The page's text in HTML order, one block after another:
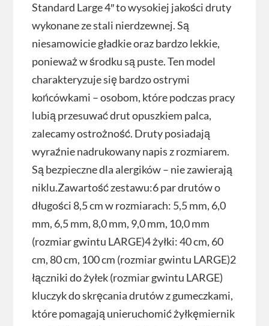
Standard Large 4″ to wysokiej jakości druty
wykonane ze stali nierdzewnej. Są
niesamowicie gładkie oraz bardzo lekkie,
ponieważ w środku są puste. Ten model
charakteryzuje się bardzo ostrymi
końcówkami – osobom, które podczas pracy
lubią przesuwać drut opuszkiem palca,
zalecamy ostrożność. Druty posiadają
wyraźnie nadrukowany napis z rozmiarem.
Są bezpieczne dla alergików – nie zawierają
niklu.Zawartość zestawu:6 par drutów o
długości 8,5 cm w rozmiarach: 5,5 mm, 6,0
mm, 6,5 mm, 8,0 mm, 9,0 mm, 10,0 mm
(rozmiar gwintu LARGE)4 żyłki: 40 cm, 60
cm, 80 cm, 100 cm (rozmiar gwintu LARGE)2
łączniki do żyłek (rozmiar gwintu LARGE)
kluczyk do skręcania drutów z gumeczkami,
które pomagają unieruchomić żyłkęmiernik